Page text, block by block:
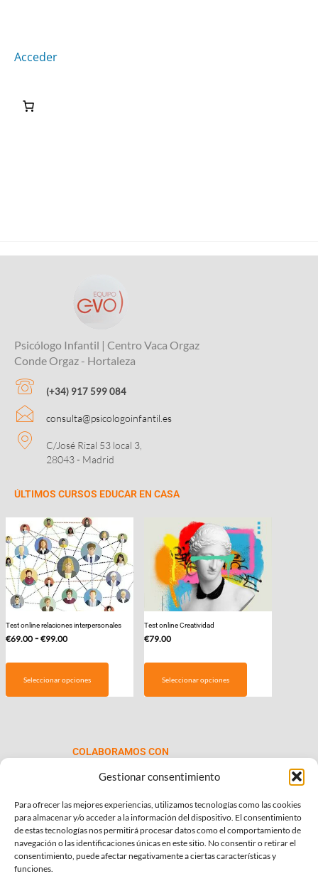
Gestionar consentimiento
Para ofrecer las mejores experiencias, utilizamos tecnologías como las cookies
para almacenar y/o acceder a la información del dispositivo. El consentimiento
de estas tecnologías nos permitirá procesar datos como el comportamiento de
navegación o las identificaciones únicas en este sitio. No consentir o retirar el
consentimiento, puede afectar negativamente a ciertas características y
funciones.
Acceder
Psicólogo Infantil | Centro Vaca Orgaz
Conde Orgaz - Hortaleza
(+34) 917 599 084
consulta@psicologoinfantil.es
C/José Rizal 53 local 3,
28043 - Madrid
ÚLTIMOS CURSOS EDUCAR EN CASA
Test online relaciones interpersonales
€69.00 - €99.00Rango
desde
Seleccionar opciones
opciones
se
elegir
en
la
página
Test online Creatividad
€79.00
Seleccionar opciones
COLABORAMOS CON
INFORMACIÓN DE INTERÉS